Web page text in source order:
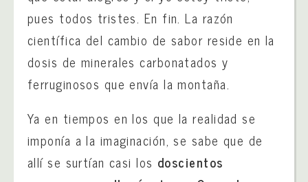
pues todos tristes. En fin. La razón
científica del cambio de sabor reside en la
dosis de minerales carbonatados y
ferruginosos que envía la montaña.
Ya en tiempos en los que la realidad se
imponía a la imaginación, se sabe que de
allí se surtían casi los doscientos